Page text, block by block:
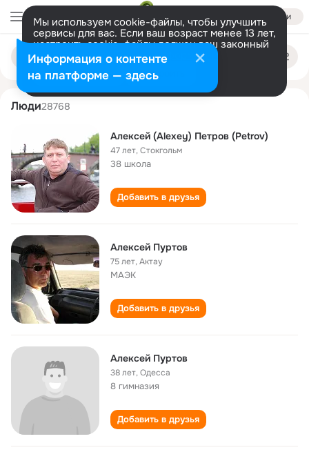
Войти
Мы используем cookie-файлы, чтобы улучшить
сервисы для вас. Если ваш возраст менее 13 лет,
настроить cookie-файлы должен ваш законный
представитель. Больше информации
Разрешить все Настроить
Поиск
людям
aleksey purtov
Люди28768
Алексей (Alexey) Петров (Petrov)
47 лет,Стокгольм
38 школа
Добавить в друзья
Алексей Пуртов
75 лет,Актау
МАЭК
Добавить в друзья
Алексей Пуртов
38 лет,Одесса
8 гимназия
Добавить в друзья
Информация о контенте
на платформе — здесь